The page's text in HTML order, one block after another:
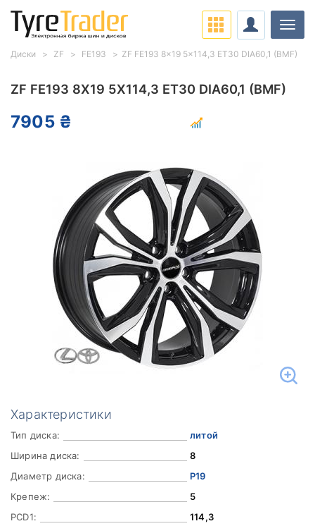
ZF FE193 8X19 5X114,3 ET30 DIA60,1 (BMF)
7905 ₴
Характеристики
Тип диска:
литой
Ширина диска:
8
Диаметр диска:
Р19
Крепеж:
5
PCD1:
114,3
Диски ZF FE193 ZF FE193 8x19 5x114,3 ET30 DIA60,1 (BMF)